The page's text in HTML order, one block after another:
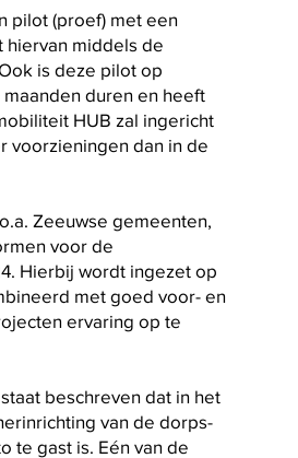
pilot (proef) met een
hiervan middels de
is deze pilot op
duren en heeft
HUB zal ingericht
voorzieningen dan in de
Zeeuwse gemeenten,
voor de
Hierbij wordt ingezet op
met goed voor- en
ervaring op te
beschreven dat in het
van de dorps-
te gast is. Eén van de